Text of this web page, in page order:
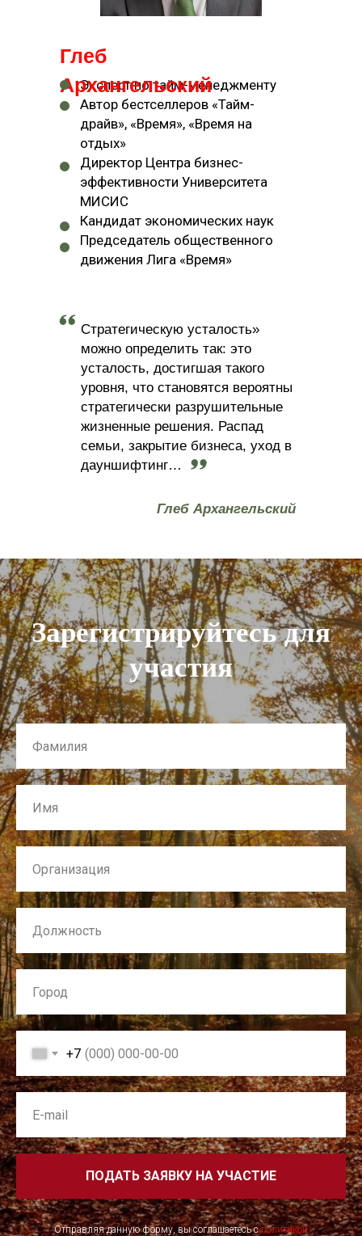
Эксперт по тайм-менеджменту
Автор бестселлеров «Тайм-
драйв», «Время», «Время на
отдых»
Директор Центра бизнес-
эффективности Университета
МИСИС
Кандидат экономических наук
Председатель общественного
движения Лига «Время»
Глеб
Архангельский
Стратегическую усталость»
можно определить так: это
усталость, достигшая такого
уровня, что становятся вероятны
стратегически разрушительные
жизненные решения. Распад
семьи, закрытие бизнеса, уход в
дауншифтинг…
Глеб Архангельский
Зарегистрируйтесь для
участия
+7
ПОДАТЬ ЗАЯВКУ НА УЧАСТИЕ
Отправляя данную форму, вы соглашаетесь сполитикой